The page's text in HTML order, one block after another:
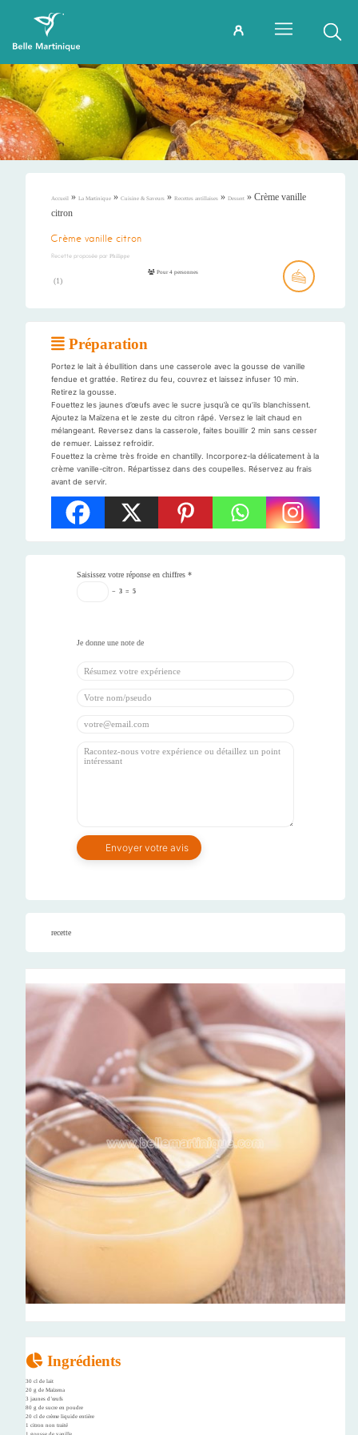
Accueil » La Martinique » Cuisine & Saveurs » Recettes antillaises » Dessert » Crème vanille
citron
Crème vanille citron
Recette proposée par Philippe
(1)
Pour 4 personnes
Préparation
Portez le lait à ébullition dans une casserole avec la gousse de vanille
fendue et grattée. Retirez du feu, couvrez et laissez infuser 10 min.
Retirez la gousse.
Fouettez les jaunes d’œufs avec le sucre jusqu’à ce qu’ils blanchissent.
Ajoutez la Maïzena et le zeste du citron râpé. Versez le lait chaud en
mélangeant. Reversez dans la casserole, faites bouillir 2 min sans cesser
de remuer. Laissez refroidir.
Fouettez la crème très froide en chantilly. Incorporez-la délicatement à la
crème vanille-citron. Répartissez dans des coupelles. Réservez au frais
avant de servir.
Saisissez votre réponse en chiffres *
− 3 = 5
recette
Ingrédients
30 cl de lait
20 g de Maïzena
3 jaunes d’œufs
80 g de sucre en poudre
20 cl de crème liquide entière
1 citron non traité